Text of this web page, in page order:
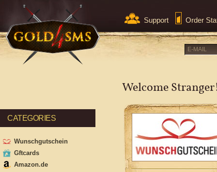
Support Order
Welcome
CATEGORIES
Wunschgutschein
Gftcards
Amazon.de